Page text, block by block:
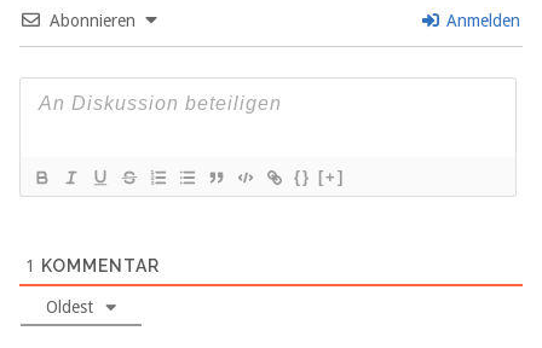
Abonnieren Anmelden
{} [+]
1 KOMMENTAR
Oldest